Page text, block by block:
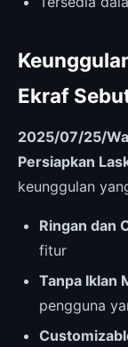
Ekraf
2025/07/25/
Persiapkan
keunggulan
Ringan dan
fitur
Tanpa Iklan
pengguna